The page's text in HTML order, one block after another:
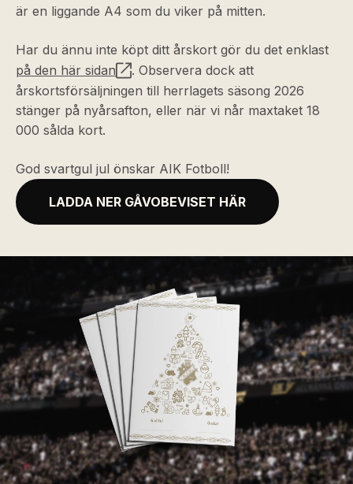
är en liggande A4 som du viker på mitten.
Har du ännu inte köpt ditt årskort gör du det enklast
på den här sidan
. Observera dock att
årskortsförsäljningen till herrlagets säsong 2026
stänger på nyårsafton, eller när vi når maxtaket 18
000 sålda kort.
God svartgul jul önskar AIK Fotboll!
LADDA NER GÅVOBEVISET HÄR